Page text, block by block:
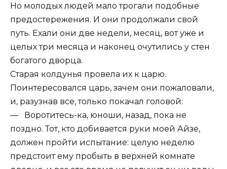
Но молодых людей мало трогали подобные
предостережения. И они продолжали свой
путь. Ехали они две недели, месяц, вот уже и
целых три месяца и наконец очутились у стен
богатого дворца.
Старая колдунья провела их к царю.
Поинтересовался царь, зачем они пожаловали,
и, разузнав все, только покачал головой:
— Воротитесь-ка, юноши, назад, пока не
поздно. Тот, кто добивается руки моей Айзе,
должен пройти испытание: целую неделю
предстоит ему пробыть в верхней комнате